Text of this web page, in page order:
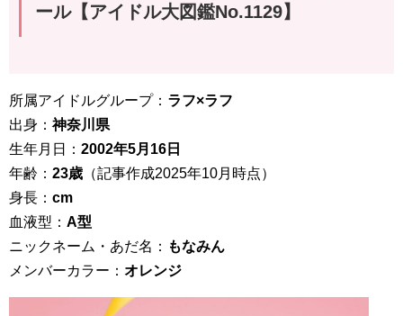
ール【アイドル大図鑑No.1129】
所属アイドルグループ： ラフ×ラフ
出身：神奈川 県
生年月日： 2002年5月16日
年齢： 23歳 （記事作成2025年10月時点）
身長： cm
血液型： A型
ニックネーム・あだ名： もなみん
メンバーカラー： オレンジ